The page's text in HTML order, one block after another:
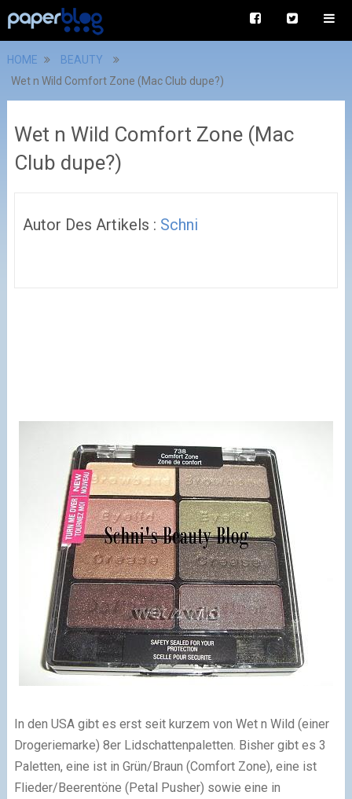
HOME
BEAUTY
Wet n Wild Comfort Zone (Mac Club dupe?)
Wet n Wild Comfort Zone (Mac
Club dupe?)
Autor Des Artikels : Schni
In den USA gibt es erst seit kurzem von Wet n Wild (einer
Drogeriemarke) 8er Lidschattenpaletten. Bisher gibt es 3
Paletten, eine ist in Grün/Braun (Comfort Zone), eine ist
Flieder/Beerentöne (Petal Pusher) sowie eine in